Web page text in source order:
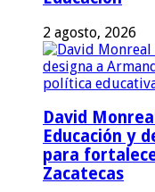
2 agosto, 2026
David
Educación y
para
Zacatecas